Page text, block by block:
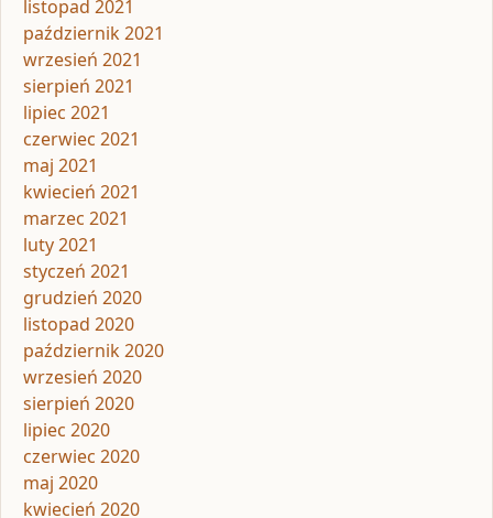
listopad 2021
październik 2021
wrzesień 2021
sierpień 2021
lipiec 2021
czerwiec 2021
maj 2021
kwiecień 2021
marzec 2021
luty 2021
styczeń 2021
grudzień 2020
listopad 2020
październik 2020
wrzesień 2020
sierpień 2020
lipiec 2020
czerwiec 2020
maj 2020
kwiecień 2020